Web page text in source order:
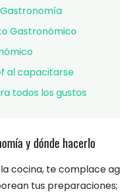
Gastronómico
al capacitarse
todos los gustos
y dónde hacerlo
cocina, te complace
tus